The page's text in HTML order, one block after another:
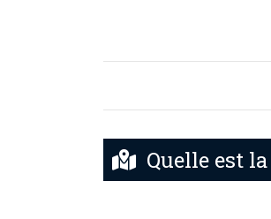
Quelle est